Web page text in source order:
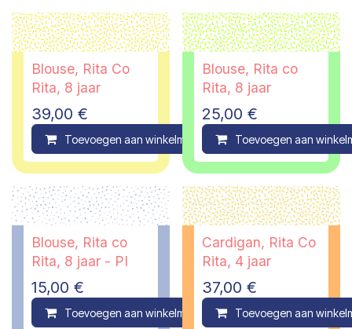
Blouse, Rita Co
Rita, 8 jaar
39,00 €
Toevoegen aan winkelmandje Compare
Blouse, Rita co
Rita, 8 jaar
25,00 €
Toevoegen aan
Blouse, Rita co
Rita, 8 jaar - PI
15,00 €
Toevoegen aan winkelmandje Compare
Cardigan, Rita Co
Rita, 4 jaar
37,00 €
Toevoegen aan